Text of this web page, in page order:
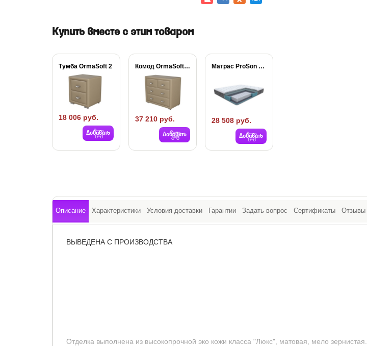
Купить вместе с этим товаром
Тумба OrmaSoft 2
18 006 руб.
Добавить
Комод OrmaSoft 2...
37 210 руб.
Добавить
Матрас ProSon Prestige...
28 508 руб.
Добавить
Описание Характеристики Условия доставки Гарантии Задать вопрос Сертификаты Отзывы
ВЫВЕДЕНА С ПРОИЗВОДСТВА
Отделка выполнена из высокопрочной эко кожи класса "Люкс", матовая, мело зернистая.